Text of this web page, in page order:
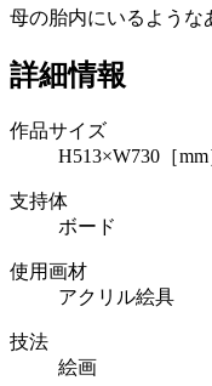
母の胎内にいるような
詳細情報
作品サイズ
H513×W730［mm
支持体
ボード
使用画材
アクリル絵具
技法
絵画